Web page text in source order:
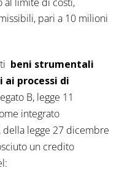
pari a 10 milioni
beni strumentali
processi di
B, legge 11
integrato
della legge 27 dicembre
un credito